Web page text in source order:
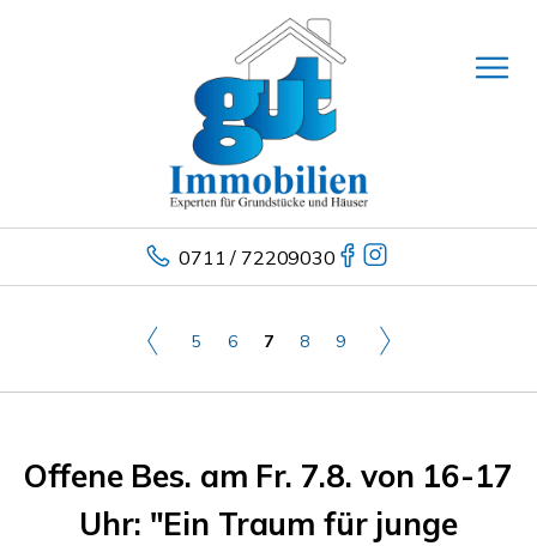
0711 / 72209030
5 6 7 8 9
Offene Bes. am Fr. 7.8. von 16-17
Uhr: "Ein Traum für junge